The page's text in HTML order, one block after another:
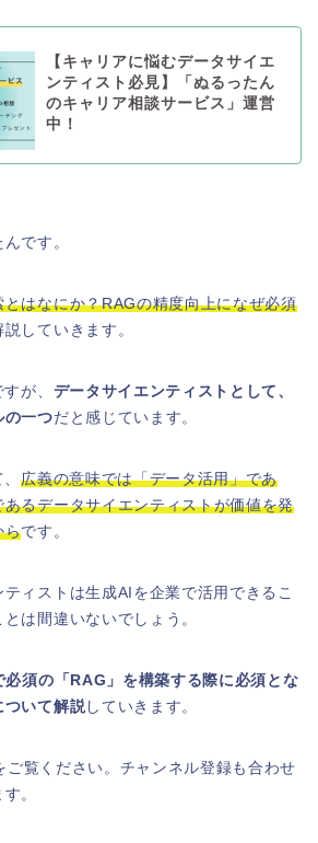
【キャリアに悩むデータサイエ
ンティスト必見】「ぬるったん
のキャリア相談サービス」運営
中！
です。
とはなにか？RAGの精度向上になぜ必須
していきます。
が、 データサイエンティストとして、
の一つだと感じています。
、広義の意味では「データ活用」であ
るデータサイエンティストが価値を発
らです。
ィストは生成AIを企業で活用できるこ
は間違いないでしょう。
必須の「RAG」を構築する際に必須とな
ついて解説していきます。
覧ください。チャンネル登録も合わせ
。